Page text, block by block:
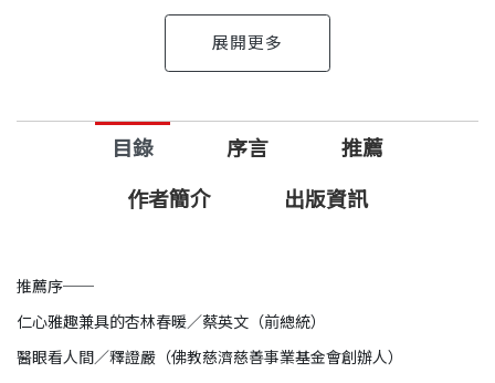
張德明醫師行醫四十餘年，曾任三軍總醫院院長、國防醫學院院
長、國防部軍醫局局長、臺北榮民總醫院院長，卸任之後仍堅守崗
位，繼續服務眾多患者。他的專業，讓他於二○二二年榮獲風濕界
人。
張德明醫師說：「常被問及，忙碌的生活，倉促的診間，怎能寫出
目錄 序言 推薦
作者簡介 出版資訊
推薦序──
仁心雅趣兼具的杏林春暖／蔡英文（前總統）
醫眼看人間／釋證嚴（佛教慈濟慈善事業基金會創辦人）